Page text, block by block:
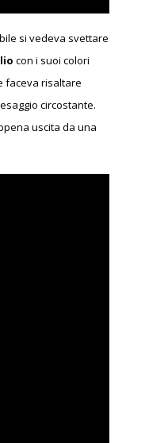
si vedeva svettare
con i suoi colori
faceva risaltare
circostante.
uscita da una